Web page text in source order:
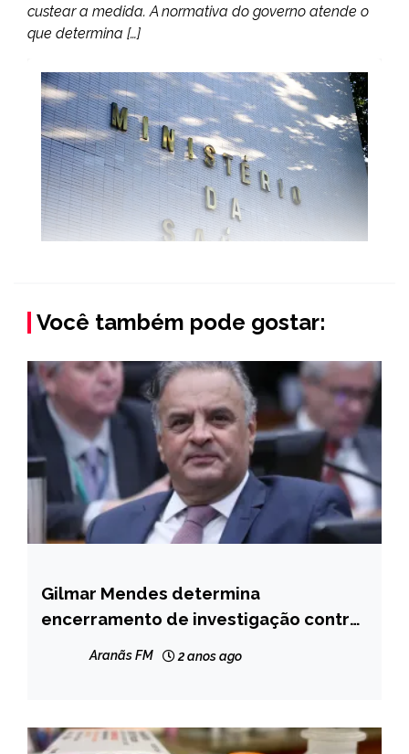
custear a medida. A normativa do governo atende o
que determina […]
Você também pode gostar:
BRASIL
Gilmar Mendes determina
encerramento de investigação contra
Aranãs FM 2 anos ago